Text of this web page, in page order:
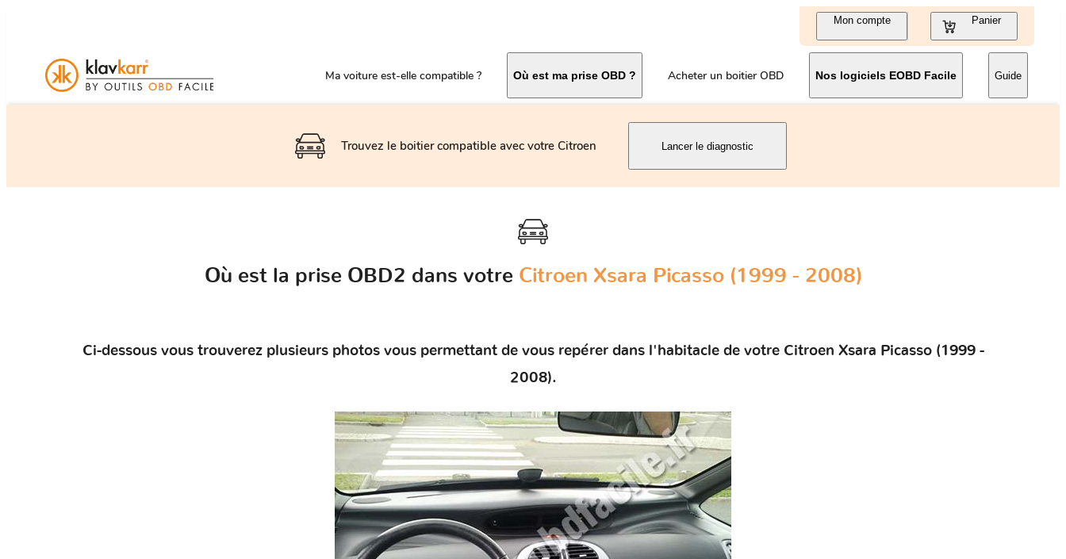
Mon compte Panier
Ma voiture est-elle compatible ? Où est ma prise OBD ? Acheter un boitier OBD Nos logiciels EOBD Facile Guide
Trouvez le boitier compatible avec votre Citroen Lancer le diagnostic
Où est la prise OBD2 dans votre Citroen Xsara Picasso (1999 - 2008)
Ci-dessous vous trouverez plusieurs photos vous permettant de vous repérer dans l'habitacle de votre Citroen Xsara Picasso (1999 -
2008).